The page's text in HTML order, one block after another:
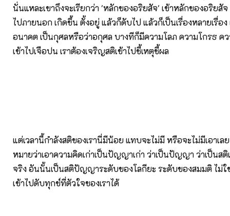
นั่นแหละเขาถึงจะเรียกว่า 'หลักของอริยสัจ' เข้าหลักของอริยสั
ไปภายนอก เกิดขึ้น ตั้งอยู่ แล้วก็ดับไป แล้วก็เป็นเรื่องหลายเรื่อง
อนาคต เป็นกุศลหรือว่าอกุศล บางทีก็มีความโลภ ความโกรธ ค
เข้าไปเจือปน เราต้องเจริญสติเข้าไปชี้เหตุชี้ผล
แต่เวลานี้กำลังสติของเรานี่มีน้อย แทบจะไม่มี หรือจะไม่มีเอาเล
หมายว่าเอาความคิดเก่าเป็นปัญญาเก่า ว่าเป็นปัญญา ว่าเป็น
จริง อันนั้นเป็นสติปัญญาระดับของโลกียะ ระดับของสมมติ ไม่
เข้าไปดับทุกข์ที่ตัวใจของเราได้